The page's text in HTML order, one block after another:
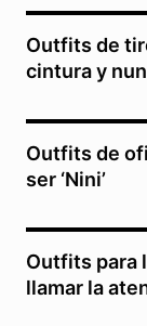
Outfits de
cintura y
Outfits de
ser ‘Nini’
Outfits para
llamar la